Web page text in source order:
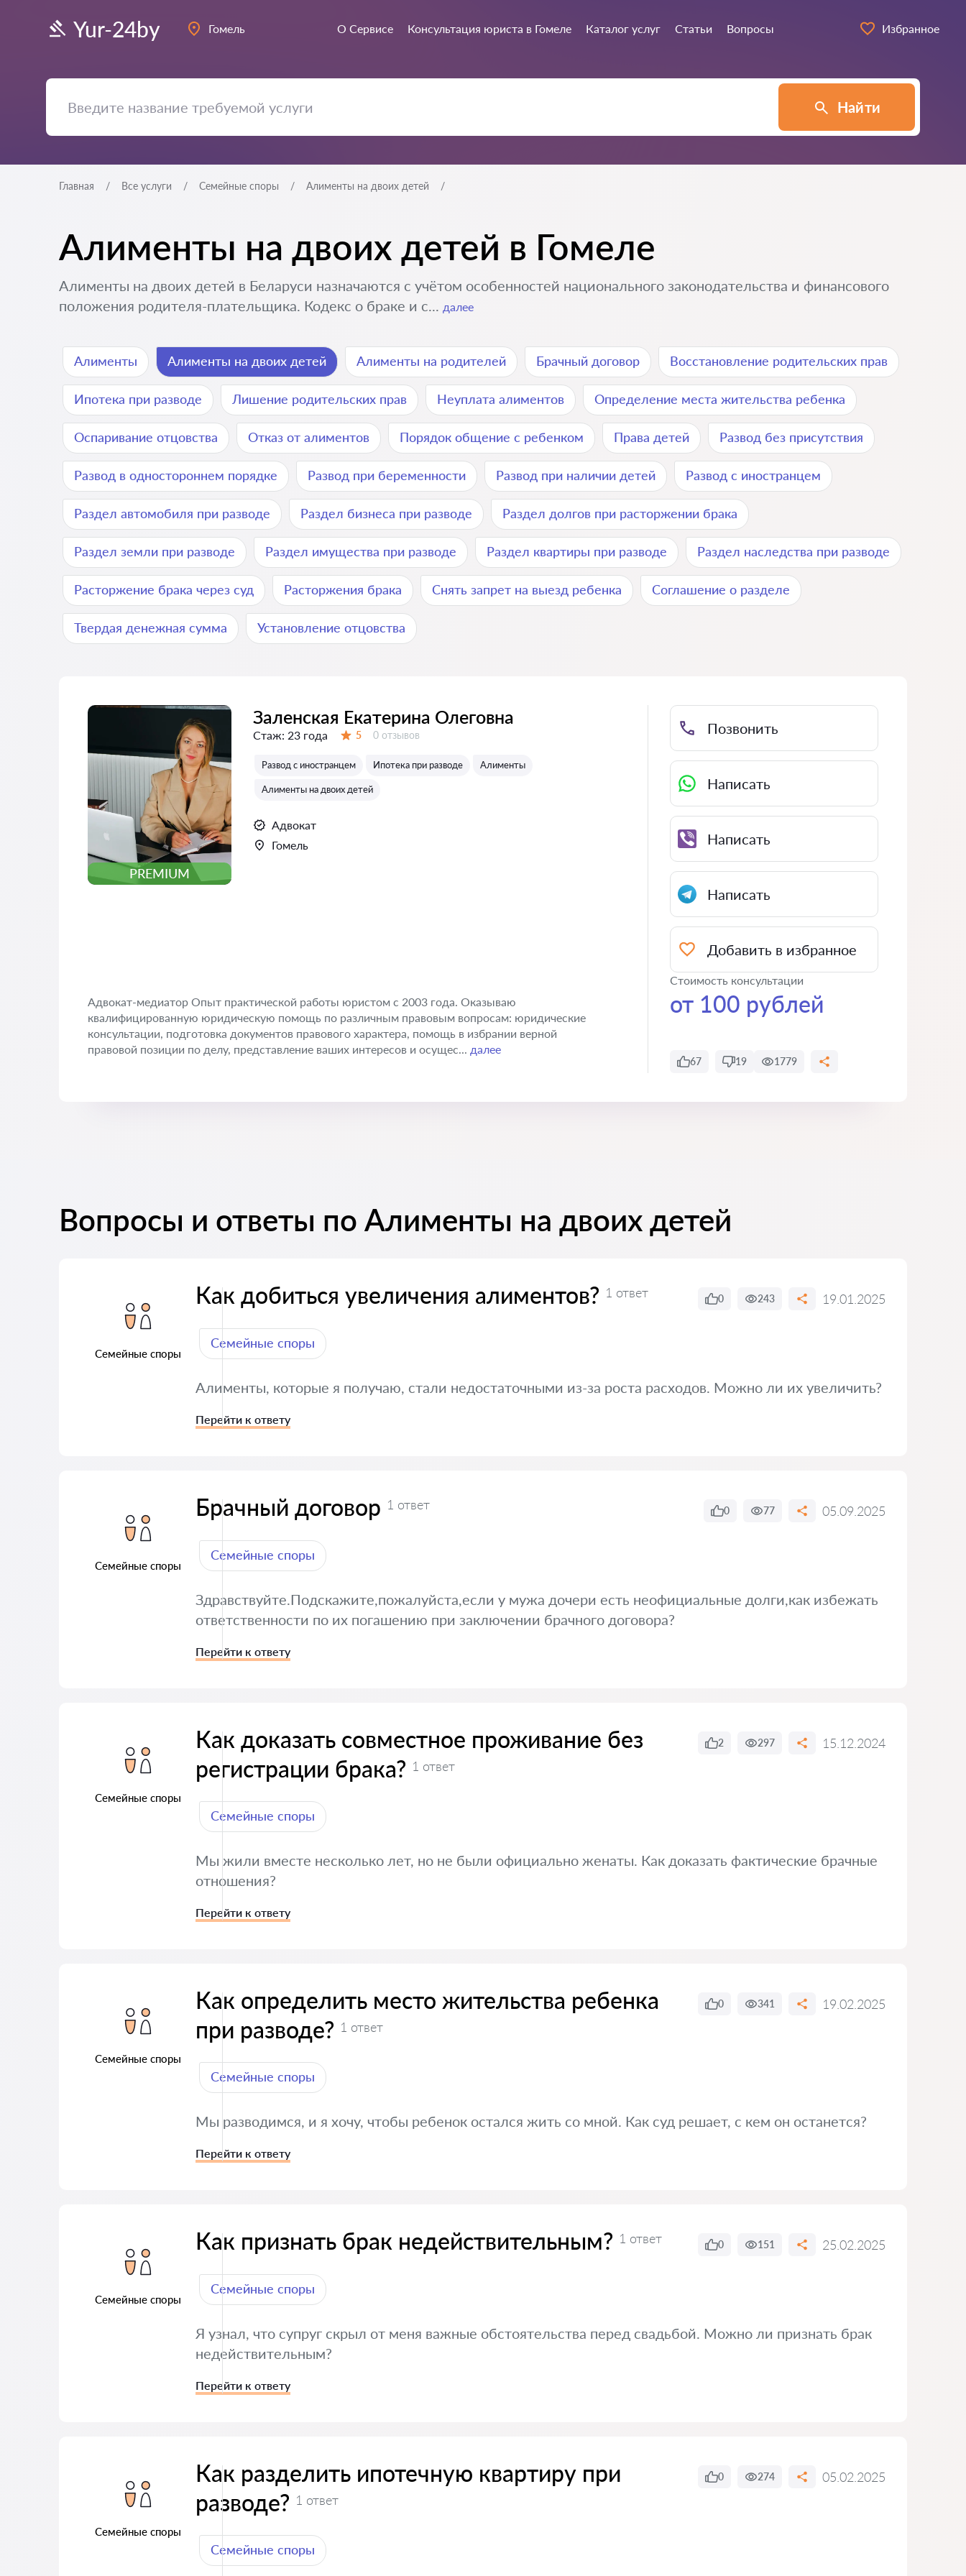
Yur-24by Гомель О Сервисе Консультация юриста в Гомеле Каталог услуг Статьи Вопросы Избранное
Найти
Главная Все услуги Семейные споры Алименты на двоих детей
Алименты на двоих детей в Гомеле
Алименты на двоих детей в Беларуси назначаются с учётом особенностей национального законодательства и финансового
положения родителя-плательщика. Кодекс о браке и с... далее
Алименты Алименты на двоих детей Алименты на родителей Брачный договор Восстановление родительских прав
Ипотека при разводе Лишение родительских прав Неуплата алиментов Определение места жительства ребенка
Оспаривание отцовства Отказ от алиментов Порядок общение с ребенком Права детей Развод без присутствия
Развод в одностороннем порядке Развод при беременности Развод при наличии детей Развод с иностранцем
Раздел автомобиля при разводе Раздел бизнеса при разводе Раздел долгов при расторжении брака
Раздел земли при разводе Раздел имущества при разводе Раздел квартиры при разводе Раздел наследства при разводе
Расторжение брака через суд Расторжения брака Снять запрет на выезд ребенка Соглашение о разделе
Твердая денежная сумма Установление отцовства
PREMIUM
Заленская Екатерина Олеговна
Стаж: 23 года 5 Отзывов:
0 отзывов
Развод с иностранцем Ипотека при разводе Алименты
Алименты на двоих детей
Адвокат
Гомель
Адвокат-медиатор Опыт практической работы юристом с 2003 года. Оказываю
квалифицированную юридическую помощь по различным правовым вопросам: юридические
консультации, подготовка документов правового характера, помощь в избрании верной
правовой позиции по делу, представление ваших интересов и осущес... далее
Позвонить
Написать
Написать
Написать
Добавить в избранное
Стоимость консультации
от 100 рублей
67 19 1779
Вопросы и ответы по Алименты на двоих детей
Семейные споры
Как добиться увеличения алиментов? 1 ответ 0 243 19.01.2025
Семейные споры
Алименты, которые я получаю, стали недостаточными из-за роста расходов. Можно ли их увеличить?
Перейти к ответу
Семейные споры
Брачный договор 1 ответ 0 77 05.09.2025
Семейные споры
Здравствуйте.Подскажите,пожалуйста,если у мужа дочери есть неофициальные долги,как избежать
ответственности по их погашению при заключении брачного договора?
Перейти к ответу
Семейные споры
Как доказать совместное проживание без
регистрации брака? 1 ответ
2 297 15.12.2024
Семейные споры
Мы жили вместе несколько лет, но не были официально женаты. Как доказать фактические брачные
отношения?
Перейти к ответу
Семейные споры
Как определить место жительства ребенка
при разводе? 1 ответ
0 341 19.02.2025
Семейные споры
Мы разводимся, и я хочу, чтобы ребенок остался жить со мной. Как суд решает, с кем он останется?
Перейти к ответу
Семейные споры
Как признать брак недействительным? 1 ответ 0 151 25.02.2025
Семейные споры
Я узнал, что супруг скрыл от меня важные обстоятельства перед свадьбой. Можно ли признать брак
недействительным?
Перейти к ответу
Семейные споры
Как разделить ипотечную квартиру при
разводе? 1 ответ
0 274 05.02.2025
Семейные споры